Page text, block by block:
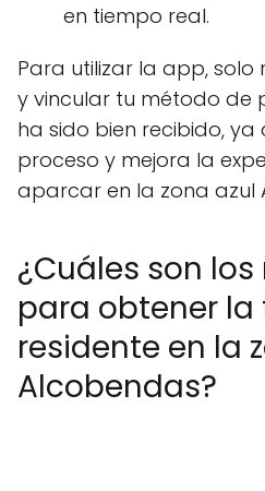
en tiempo real.
Para utilizar la app, solo
y vincular tu método de
ha sido bien recibido, ya
proceso y mejora la
aparcar en la zona azul
¿Cuáles son
para obtener
residente en la
Alcobendas?